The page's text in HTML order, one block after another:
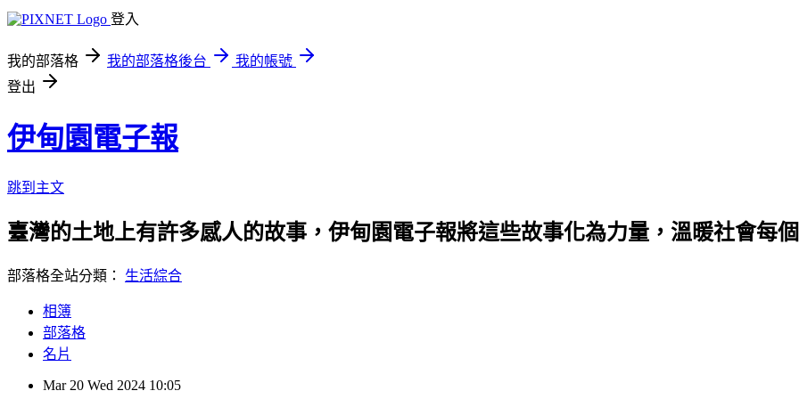
登入
我的部落格 我的部落格後台
我的帳號
登出
伊甸園電子報
跳到主文
臺灣的土地上有許多感人的故事，伊甸園電子報將這些故事化為力量，溫暖社會每
部落格全站分類： 生活綜合
相簿
部落格
名片
Mar 20 Wed 2024 10:05